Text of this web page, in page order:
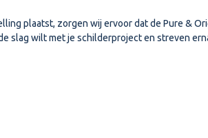
plaatst, zorgen wij ervoor dat de Pure &
slag wilt met je schilderproject en streven